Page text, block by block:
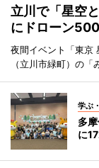
立川で「星空
にドローン
夜間イベント「東京
（立川市緑町）の「
学ぶ
多
に